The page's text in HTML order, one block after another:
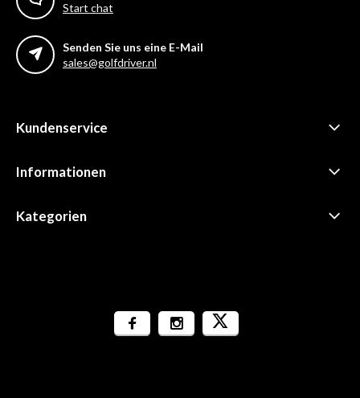
Start chat
Senden Sie uns eine E-Mail
sales@golfdriver.nl
Kundenservice
Informationen
Kategorien